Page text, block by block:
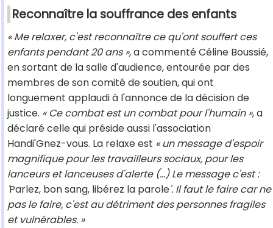
Reconnaître la souffrance des enfants
« Me relaxer, c'est reconnaître ce qu'ont souffert ces
enfants pendant 20 ans »,a commenté Céline Boussié,
en sortant de la salle d'audience, entourée par des
membres de son comité de soutien, qui ont
longuement applaudi à l'annonce de la décision de
justice. « Ce combat est un combat pour l'humain », a
déclaré celle qui préside aussi l'association
Handi'Gnez-vous. La relaxe est « un message d'espoir
magnifique pour les travailleurs sociaux, pour les
lanceurs et lanceuses d'alerte (...) Le message c'est :
Parlez, bon sang, libérez la parole'. Il faut le faire car ne
pas le faire, c'est au détriment des personnes fragiles
et vulnérables. »